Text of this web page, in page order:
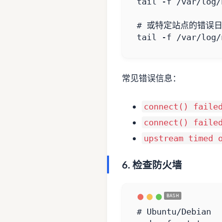
# 或特定站点的错误
tail -f /var/log/
常见错误信息：
connect()
connect()
upstream timed
6. 检查防火墙
# Ubuntu/Debian